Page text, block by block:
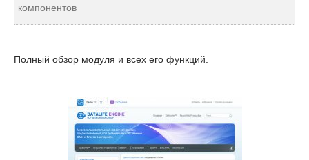
компонентов
Полный обзор модуля и всех его функций.